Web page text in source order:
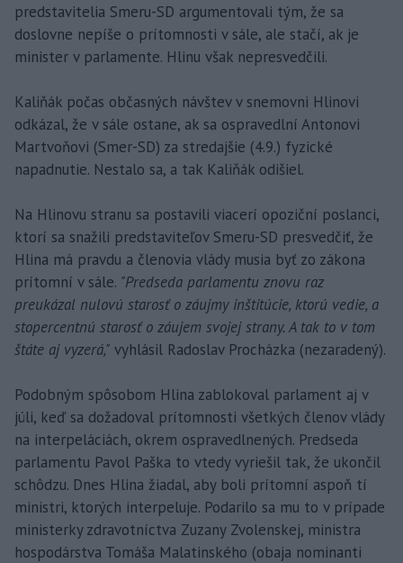
predstavitelia Smeru-SD argumentovali tým, že sa
doslovne nepíše o prítomnosti v sále, ale stačí, ak je
minister v parlamente. Hlinu však nepresvedčili.
Kaliňák počas občasných návštev v snemovni Hlinovi
odkázal, že v sále ostane, ak sa ospravedlní Antonovi
Martvoňovi (Smer-SD) za stredajšie (4.9.) fyzické
napadnutie. Nestalo sa, a tak Kaliňák odišiel.
Na Hlinovu stranu sa postavili viacerí opoziční poslanci,
ktorí sa snažili predstaviteľov Smeru-SD presvedčiť, že
Hlina má pravdu a členovia vlády musia byť zo zákona
prítomní v sále. "Predseda parlamentu znovu raz
preukázal nulovú starosť o záujmy inštitúcie, ktorú vedie, a
stopercentnú starosť o záujem svojej strany. A tak to v tom
štáte aj vyzerá," vyhlásil Radoslav Procházka (nezaradený).
Podobným spôsobom Hlina zablokoval parlament aj v
júli, keď sa dožadoval prítomnosti všetkých členov vlády
na interpeláciách, okrem ospravedlnených. Predseda
parlamentu Pavol Paška to vtedy vyriešil tak, že ukončil
schôdzu. Dnes Hlina žiadal, aby boli prítomní aspoň tí
ministri, ktorých interpeluje. Podarilo sa mu to v prípade
ministerky zdravotníctva Zuzany Zvolenskej, ministra
hospodárstva Tomáša Malatinského (obaja nominanti